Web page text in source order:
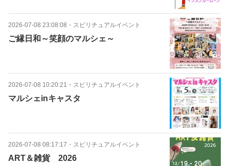
2026-07-08 23:08:08 ・ スピリチュアルイベント
ご縁日和～笑顔のマルシェ～
2026-07-08 10:20:21 ・ スピリチュアルイベント
マルシェinキャスタ
2026-07-08 08:17:17 ・ スピリチュアルイベント
ART＆雑貨 2026